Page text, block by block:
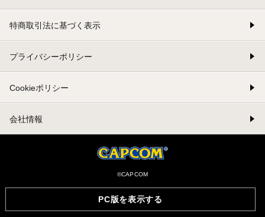
PC版を表示する
特商取引法に基づく表示
プライバシーポリシー
Cookieポリシー
会社情報
©CAPCOM